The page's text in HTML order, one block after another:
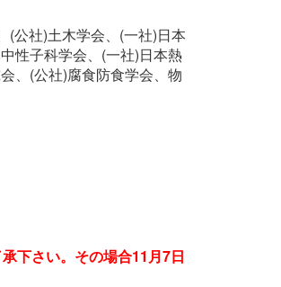
(公社)土木学会、(一社)日本
性子科学会、(一社)日本熱
、(公社)腐食防食学会、物
下さい。その場合11月7日